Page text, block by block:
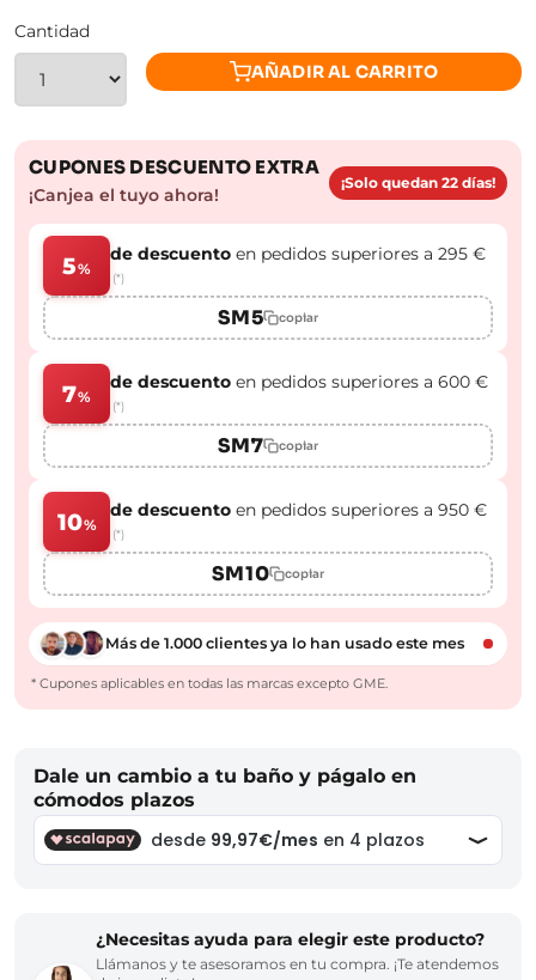
Cantidad
AÑADIR AL CARRITO
CUPONES DESCUENTO EXTRA
¡Canjea el tuyo ahora!
¡Solo quedan 22 días!
5%
de descuento en pedidos superiores a 295 €
(*)
SM5 copiar
7%
de descuento en pedidos superiores a 600 €
(*)
SM7 copiar
10%
de descuento en pedidos superiores a 950 €
(*)
SM10 copiar
Más de 1.000 clientes ya lo han usado este mes
* Cupones aplicables en todas las marcas excepto GME.
Dale un cambio a tu baño y págalo en
cómodos plazos
¿Necesitas ayuda para elegir este producto?
Llámanos y te asesoramos en tu compra. ¡Te atendemos